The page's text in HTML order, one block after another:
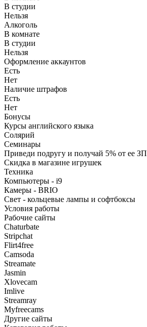
В студии
Нельзя
Алкоголь
В комнате
В студии
Нельзя
Оформление аккаунтов
Есть
Нет
Наличие штрафов
Есть
Нет
Бонусы
Курсы английского языка
Солярий
Семинары
Приведи подругу и получай 5% от ее ЗП
Скидка в магазине игрушек
Техника
Компьютеры - i9
Камеры - BRIO
Свет - кольцевые лампы и софтбоксы
Условия работы
Рабочие сайты
Chaturbate
Stripchat
Flirt4free
Camsoda
Streamate
Jasmin
Xlovecam
Imlive
Streamray
Myfreecams
Другие сайты